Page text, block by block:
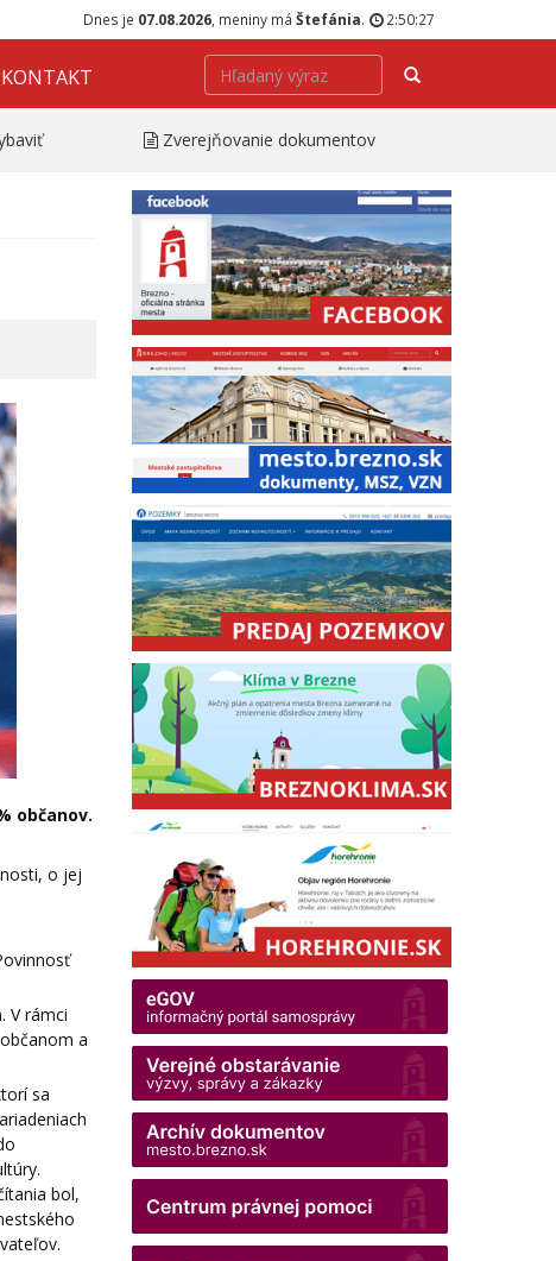
Dnes je 07.08.2026 , meniny má Štefánia. 2:50:28
KONTAKT Hľadať
Zverejňovanie dokumentov
občanov.
o jej
V rámci
a
sa
bol,